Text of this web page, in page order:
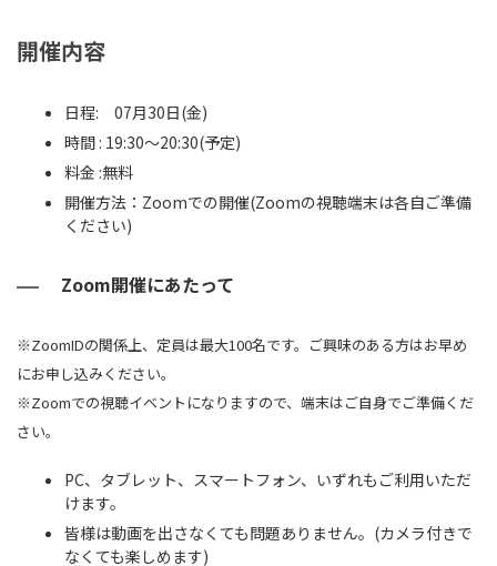
開催内容
日程: 07月30日(金)
時間 : 19:30～20:30(予定)
料金 :無料
開催方法：Zoomでの開催(Zoomの視聴端末は各自ご準備
ください)
Zoom開催にあたって
※ZoomIDの関係上、定員は最大100名です。ご興味のある方はお早め
にお申し込みください。
※Zoomでの視聴イベントになりますので、端末はご自身でご準備くだ
さい。
PC、タブレット、スマートフォン、いずれもご利用いただ
けます。
皆様は動画を出さなくても問題ありません。(カメラ付きで
なくても楽しめます)